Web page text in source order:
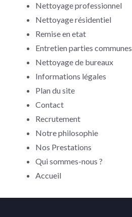
Nettoyage professionnel
Nettoyage résidentiel
Remise en etat
Entretien parties communes
Nettoyage de bureaux
Informations légales
Plan du site
Contact
Recrutement
Notre philosophie
Nos Prestations
Qui sommes-nous ?
Accueil